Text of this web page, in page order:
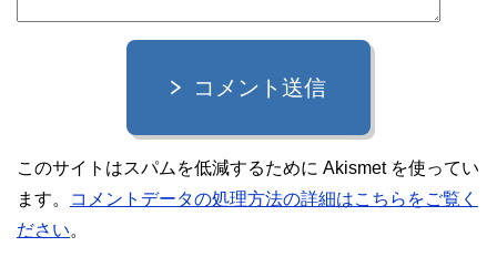
コメント送信
このサイトはスパムを低減するために Akismet を使ってい
ます。
コメントデータの処理方法の詳細はこちらをご覧く
ださい。